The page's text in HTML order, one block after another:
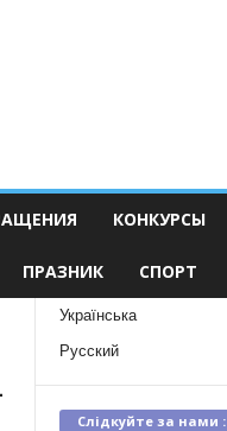
КОНКУРСЫ
ПРАЗНИК СПОРТ
Українська
Русский
Слідкуйте за нами :